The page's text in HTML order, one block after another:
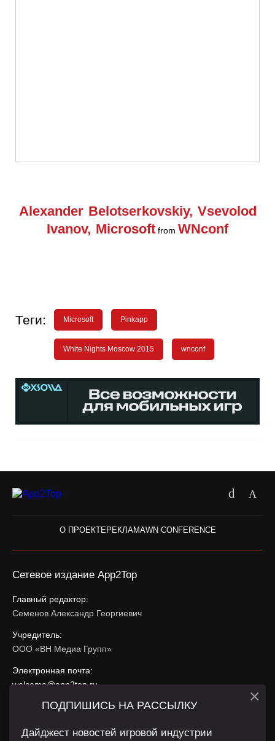
Alexander Belotserkovskiy, Vsevolod
Ivanov, Microsoft from WNconf
Теги: Microsoft Pinkapp
White Nights Moscow 2015 wnconf
О ПРОЕКТЕРЕКЛАМАWN CONFERENCE
Сетевое издание App2Top
Главный редактор:
Семенов Александр Георгиевич
Учредитель:
ООО «ВН Медиа Групп»
Электронная почта:
welcome@app2top.ru
При использовании материалов активная ссылка на
ПОДПИШИСЬ НА РАССЫЛКУ
Дайджест новостей игровой индустрии
×